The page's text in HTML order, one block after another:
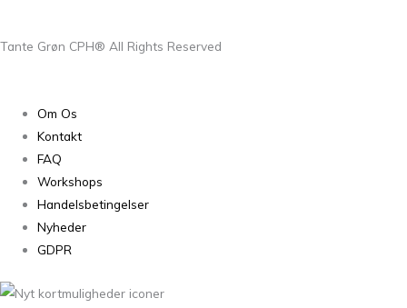
Tante Grøn CPH® All Rights Reserved
Om Os
Kontakt
FAQ
Workshops
Handelsbetingelser
Nyheder
GDPR